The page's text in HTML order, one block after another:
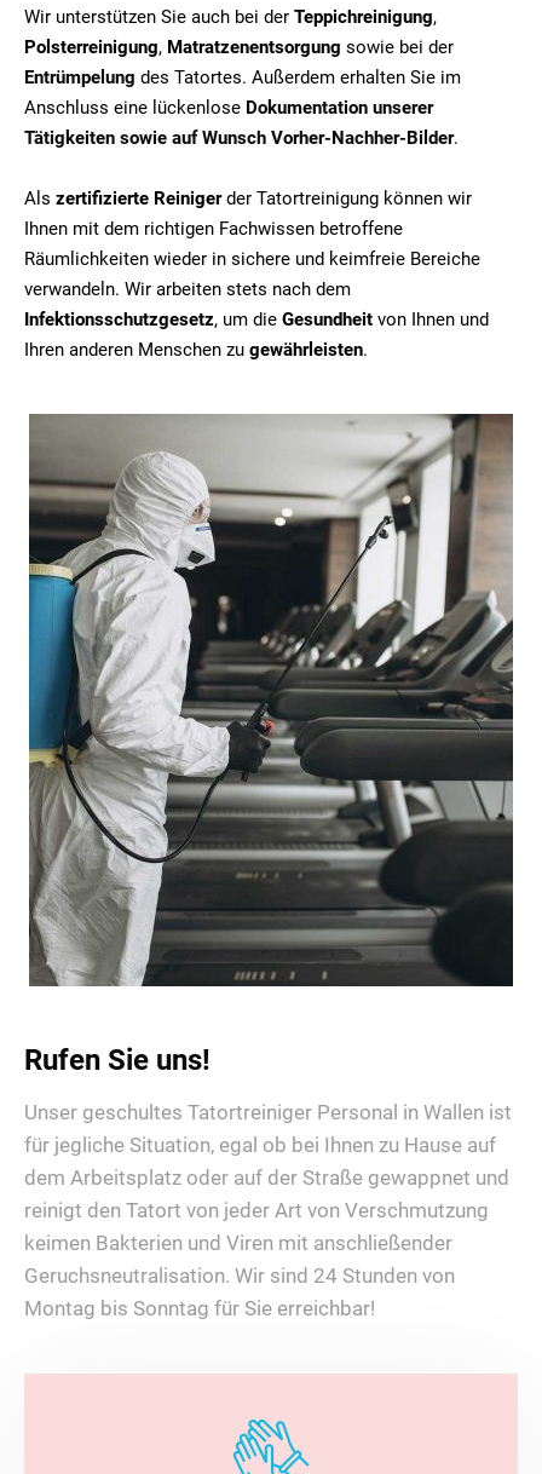
Wir unterstützen Sie auch bei der Teppichreinigung,
Polsterreinigung, Matratzenentsorgung sowie bei der
Entrümpelung des Tatortes. Außerdem erhalten Sie im
Anschluss eine lückenlose Dokumentation unserer
Tätigkeiten sowie auf Wunsch Vorher-Nachher-Bilder.
Als zertifizierte Reinigerder Tatortreinigung können wir
Ihnen mit dem richtigen Fachwissen betroffene
Räumlichkeiten wieder in sichere und keimfreie Bereiche
verwandeln. Wir arbeiten stets nach dem
Infektionsschutzgesetz, um die Gesundheit von Ihnen und
Ihren anderen Menschen zu gewährleisten.
Rufen Sie uns!
Unser geschultes Tatortreiniger Personal in Wallen ist
für jegliche Situation, egal ob bei Ihnen zu Hause auf
dem Arbeitsplatz oder auf der Straße gewappnet und
reinigt den Tatort von jeder Art von Verschmutzung
keimen Bakterien und Viren mit anschließender
Geruchsneutralisation. Wir sind 24 Stunden von
Montag bis Sonntag für Sie erreichbar!